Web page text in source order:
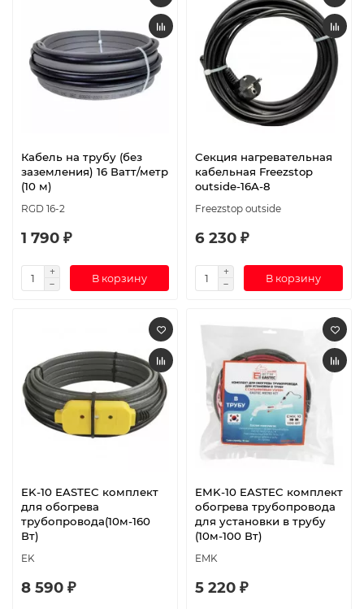
Кабель на трубу (без
заземления) 16 Ватт/метр
(10 м)
RGD 16-2
1 790 ₽
В корзину
Секция нагревательная
кабельная Freezstop
outside-16A-8
Freezstop outside
6 230 ₽
В корзину
EK-10 EASTEC комплект
для обогрева
трубопровода(10м-160
Вт)
EK
8 590 ₽
EMK-10 EASTEC комплект
обогрева трубопровода
для установки в трубу
(10м-100 Вт)
EMK
5 220 ₽